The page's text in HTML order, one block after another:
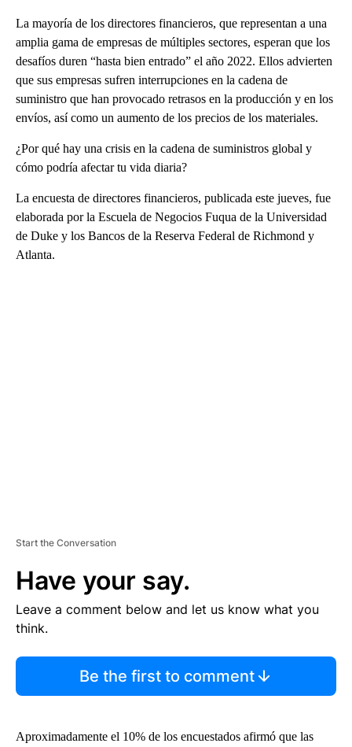
La mayoría de los directores financieros, que representan a una
amplia gama de empresas de múltiples sectores, esperan que los
desafíos duren “hasta bien entrado” el año 2022. Ellos advierten
que sus empresas sufren interrupciones en la cadena de
suministro que han provocado retrasos en la producción y en los
envíos, así como un aumento de los precios de los materiales.
¿Por qué hay una crisis en la cadena de suministros global y
cómo podría afectar tu vida diaria?
La encuesta de directores financieros, publicada este jueves, fue
elaborada por la Escuela de Negocios Fuqua de la Universidad
de Duke y los Bancos de la Reserva Federal de Richmond y
Atlanta.
Start the Conversation
Have your say.
Leave a comment below and let us know what you
think.
Be the first to comment
Aproximadamente el 10% de los encuestados afirmó que las